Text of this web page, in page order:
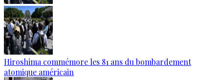
Hiroshima commémore les 81 ans du bombardement
atomique américain